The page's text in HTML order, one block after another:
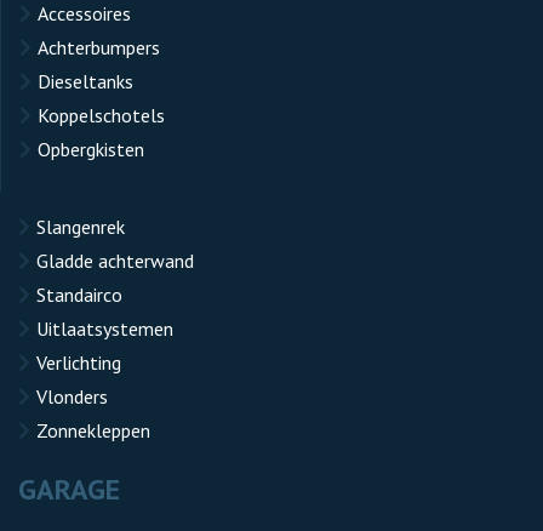
Accessoires
Achterbumpers
Dieseltanks
Koppelschotels
Opbergkisten
Slangenrek
Gladde achterwand
Standairco
Uitlaatsystemen
Verlichting
Vlonders
Zonnekleppen
GARAGE